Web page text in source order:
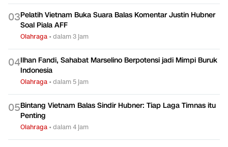
03Pelatih Vietnam Buka Suara Balas Komentar Justin Hubner
Soal Piala AFF
Olahraga •dalam 3 jam
04Ilhan Fandi, Sahabat Marselino Berpotensi jadi Mimpi Buruk
Indonesia
Olahraga •dalam 5 jam
05Bintang Vietnam Balas Sindir Hubner: Tiap Laga Timnas itu
Penting
Olahraga •dalam 4 jam